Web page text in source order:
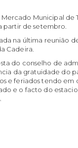
Municipal de
partir de setembro.
na última reunião
Cadeira.
do conselho de
da gratuidade do
e feriados tendo
e o facto do